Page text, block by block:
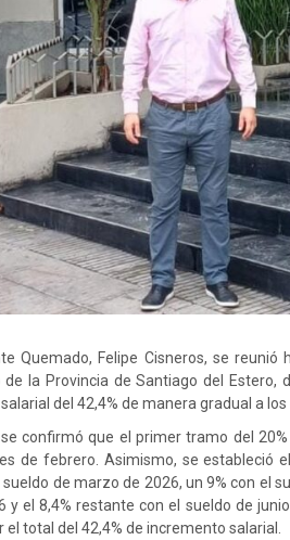
Quemado, Felipe Cisneros, se
la Provincia de Santiago del
del 42,4% de manera gradual a
confirmó que el primer tramo del
de febrero. Asimismo, se estableció
de marzo de 2026, un 9% con el
y el 8,4% restante con el sueldo de
total del 42,4% de incremento salarial.